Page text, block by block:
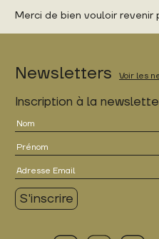
Merci de bien vouloir revenir
Newsletters Voir les
Inscription à la